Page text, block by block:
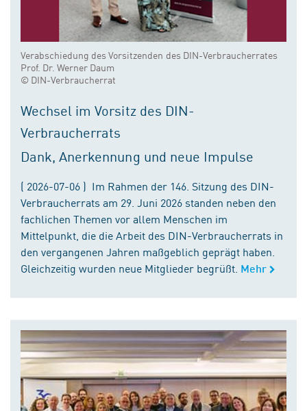
Verabschiedung des Vorsitzenden des DIN-Verbraucherrates
Prof. Dr. Werner Daum
© DIN-Verbraucherrat
Wechsel im Vorsitz des DIN-
Verbraucherrats
Dank, Anerkennung und neue Impulse
( 2026-07-06 ) Im Rahmen der 146. Sitzung des DIN-
Verbraucherrats am 29. Juni 2026 standen neben den
fachlichen Themen vor allem Menschen im
Mittelpunkt, die die Arbeit des DIN-Verbraucherrats in
den vergangenen Jahren maßgeblich geprägt haben.
Gleichzeitig wurden neue Mitglieder begrüßt. Mehr